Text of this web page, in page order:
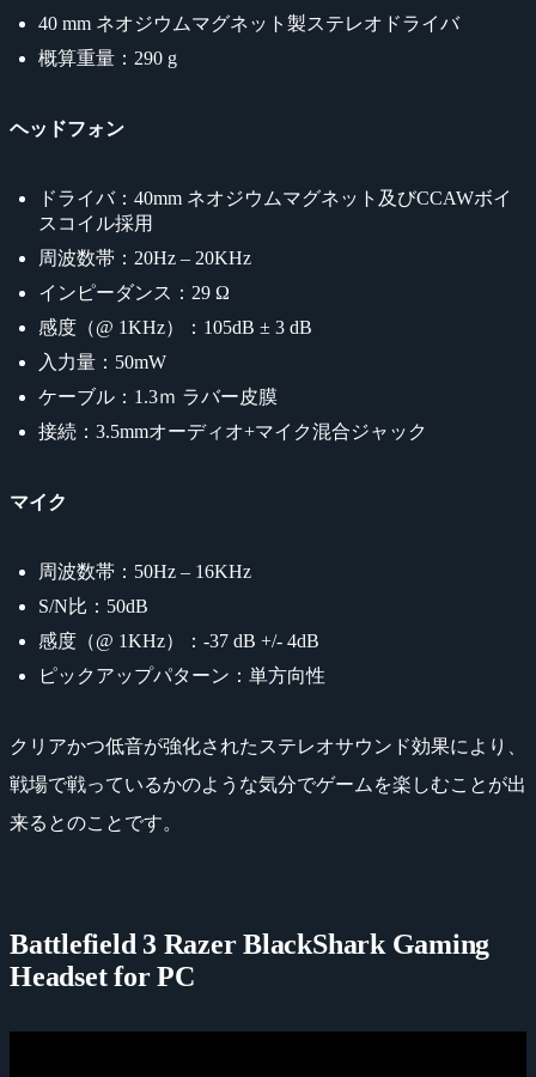
40 mm ネオジウムマグネット製ステレオドライバ
概算重量：290 g
ヘッドフォン
ドライバ：40mm ネオジウムマグネット及びCCAWボイ
スコイル採用
周波数帯：20Hz – 20KHz
インピーダンス：29 Ω
感度（@ 1KHz）：105dB ± 3 dB
入力量：50mW
ケーブル：1.3ｍ ラバー皮膜
接続：3.5mmオーディオ+マイク混合ジャック
マイク
周波数帯：50Hz – 16KHz
S/N比：50dB
感度（@ 1KHz）：-37 dB +/- 4dB
ピックアップパターン：単方向性
クリアかつ低音が強化されたステレオサウンド効果により、
戦場で戦っているかのような気分でゲームを楽しむことが出
来るとのことです。
Battlefield 3 Razer BlackShark Gaming
Headset for PC